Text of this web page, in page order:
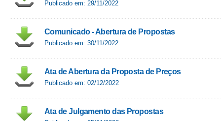
Publicado em: 29/11/2022
Comunicado - Abertura de Propostas
Publicado em: 30/11/2022
Ata de Abertura da Proposta de Preços
Publicado em: 02/12/2022
Ata de Julgamento das Propostas